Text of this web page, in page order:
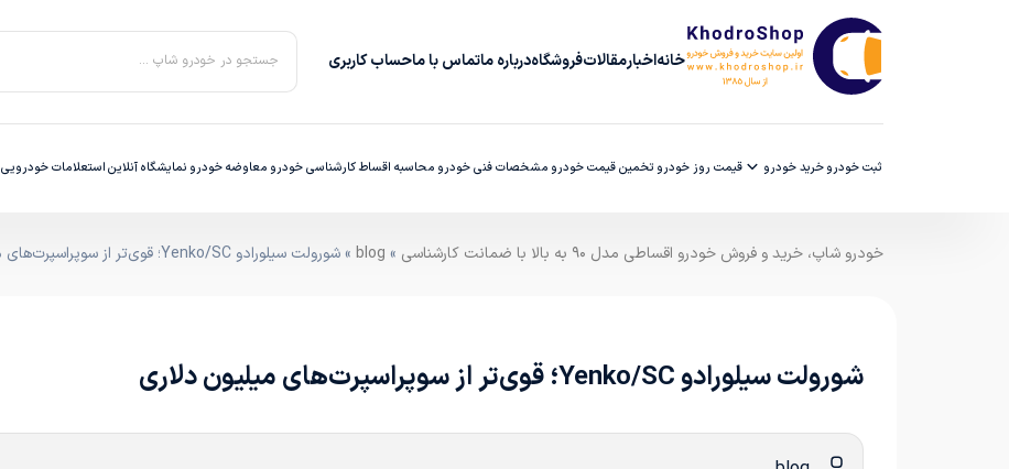
خانهاخبارمقالاتفروشگاهدرباره‌ ماتماس با ماحساب کاربری جستجو در خودرو شاپ ...
ثبت خودروخرید خودرو قیمت روز خودرو تخمین قیمت خودرو مشخصات فنی خودرو محاسبه اقساطکارشناسی خودرو معاوضه خودرو نمایشگاه آنلایناستعلامات خودرویی
خودرو شاپ، خرید و فروش خودرو اقساطی مدل ۹۰ به بالا با ضمانت کارشناسی »
blog » شورولت سیلورادو Yenko/SC؛ قوی‌تر از سوپراسپرت‌های میلیون دلاری
شورولت سیلورادو Yenko/SC؛ قوی‌تر از سوپراسپرت‌های میلیون دلاری